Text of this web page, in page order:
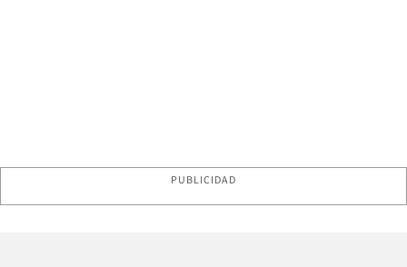
PUBLICIDAD